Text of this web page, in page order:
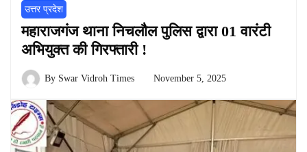
उत्तर प्रदेश
महाराजगंज थाना निचलौल पुलिस द्वारा 01 वारंटी
अभियुक्त की गिरफ्तारी !
By Swar Vidroh Times November 5, 2025